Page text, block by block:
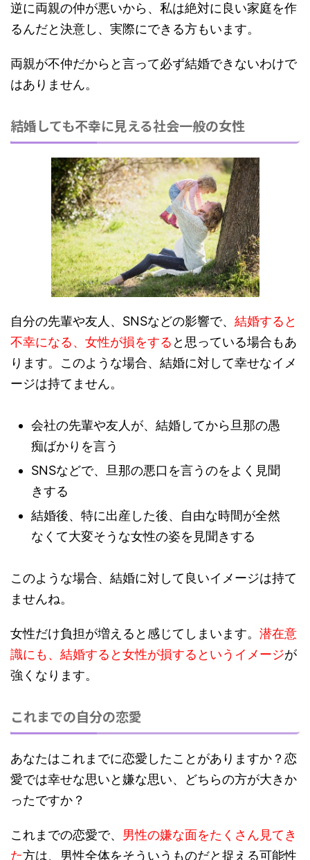
逆に両親の仲が悪いから、私は絶対に良い家庭を作
るんだと決意し、実際にできる方もいます。
両親が不仲だからと言って必ず結婚できないわけで
はありません。
結婚しても不幸に見える社会一般の女性
自分の先輩や友人、SNSなどの影響で、 結婚すると
不幸になる、女性が損をする と思っている場合もあ
ります。このような場合、結婚に対して幸せなイメ
ージは持てません。
会社の先輩や友人が、結婚してから旦那の愚
痴ばかりを言う
SNSなどで、旦那の悪口を言うのをよく見聞
きする
結婚後、特に出産した後、自由な時間が全然
なくて大変そうな女性の姿を見聞きする
このような場合、結婚に対して良いイメージは持て
ませんね。
女性だけ負担が増えると感じてしまいます。 潜在意
識にも、結婚すると女性が損するというイメージが
強くなります。
これまでの自分の恋愛
あなたはこれまでに恋愛したことがありますか？恋
愛では幸せな思いと嫌な思い、どちらの方が大きか
ったですか？
これまでの恋愛で、 男性の嫌な面をたくさん見てき
た方は、男性全体をそういうものだと捉える可能性